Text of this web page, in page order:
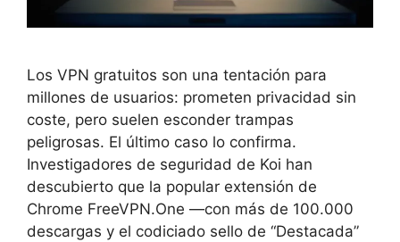
Los VPN gratuitos son una tentación para
millones de usuarios: prometen privacidad sin
coste, pero suelen esconder trampas
peligrosas. El último caso lo confirma.
Investigadores de seguridad de Koi han
descubierto que la popular extensión de
Chrome FreeVPN.One —con más de 100.000
descargas y el codiciado sello de “Destacada”